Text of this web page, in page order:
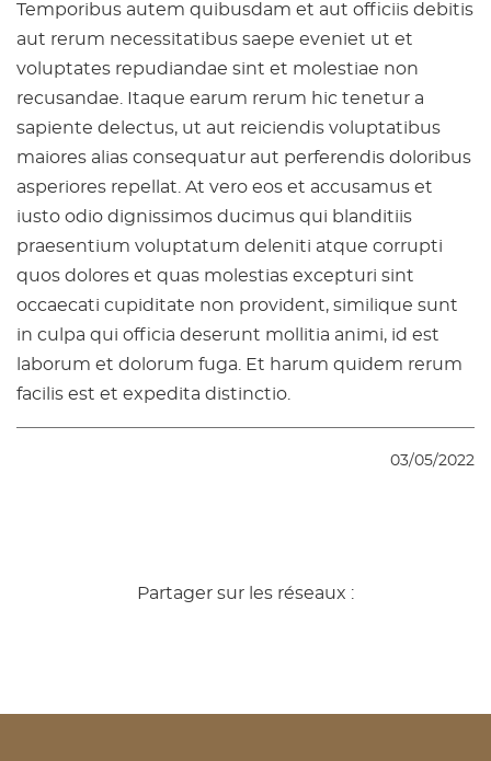
Temporibus autem quibusdam et aut officiis debitis
aut rerum necessitatibus saepe eveniet ut et
voluptates repudiandae sint et molestiae non
recusandae. Itaque earum rerum hic tenetur a
sapiente delectus, ut aut reiciendis voluptatibus
maiores alias consequatur aut perferendis doloribus
asperiores repellat. At vero eos et accusamus et
iusto odio dignissimos ducimus qui blanditiis
praesentium voluptatum deleniti atque corrupti
quos dolores et quas molestias excepturi sint
occaecati cupiditate non provident, similique sunt
in culpa qui officia deserunt mollitia animi, id est
laborum et dolorum fuga. Et harum quidem rerum
facilis est et expedita distinctio.
03/05/2022
Partager sur les réseaux :